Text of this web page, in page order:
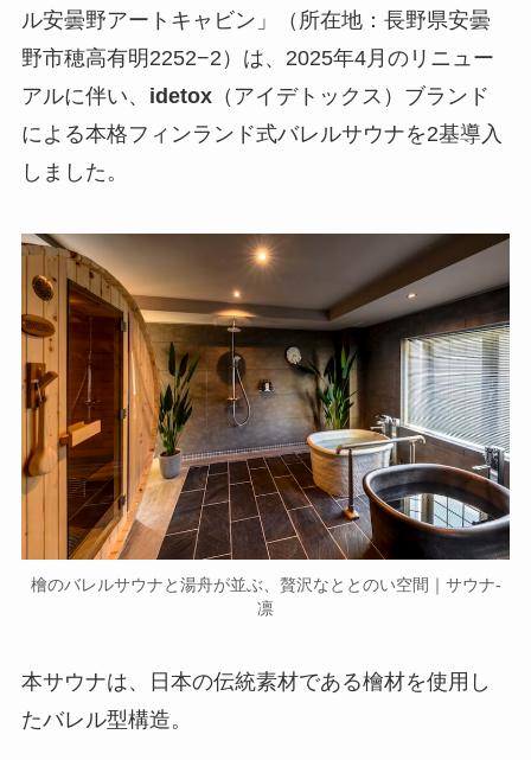
ル安曇野アートキャビン」（所在地：長野県安曇
野市穂高有明2252−2）は、2025年4月のリニュー
アルに伴い、 idetox（アイデトックス）ブランド
による本格フィンランド式バレルサウナを2基導入
しました。
檜のバレルサウナと湯舟が並ぶ、贅沢なととのい空間｜サウナ-
凛
本サウナは、日本の伝統素材である檜材を使用し
たバレル型構造。